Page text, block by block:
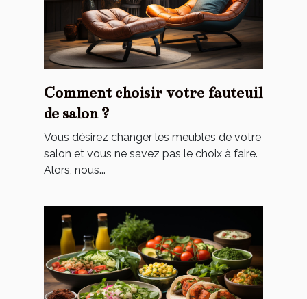
Comment choisir votre fauteuil
de salon ?
Vous désirez changer les meubles de votre
salon et vous ne savez pas le choix à faire.
Alors, nous...